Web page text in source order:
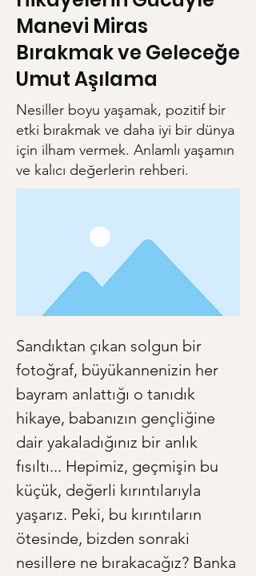
Manevi Miras
Bırakmak ve Geleceğe
Umut Aşılama
Nesiller boyu yaşamak, pozitif bir
etki bırakmak ve daha iyi bir dünya
için ilham vermek. Anlamlı yaşamın
ve kalıcı değerlerin rehberi.
Sandıktan çıkan solgun bir
fotoğraf, büyükannenizin her
bayram anlattığı o tanıdık
hikaye, babanızın gençliğine
dair yakaladığınız bir anlık
fısıltı... Hepimiz, geçmişin bu
küçük, değerli kırıntılarıyla
yaşarız. Peki, bu kırıntıların
ötesinde, bizden sonraki
nesillere ne bırakacağız? Banka